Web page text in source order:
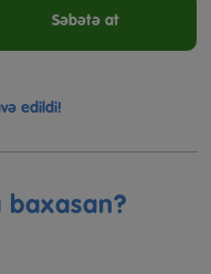
Səbətə at
edildi!
baxasan?